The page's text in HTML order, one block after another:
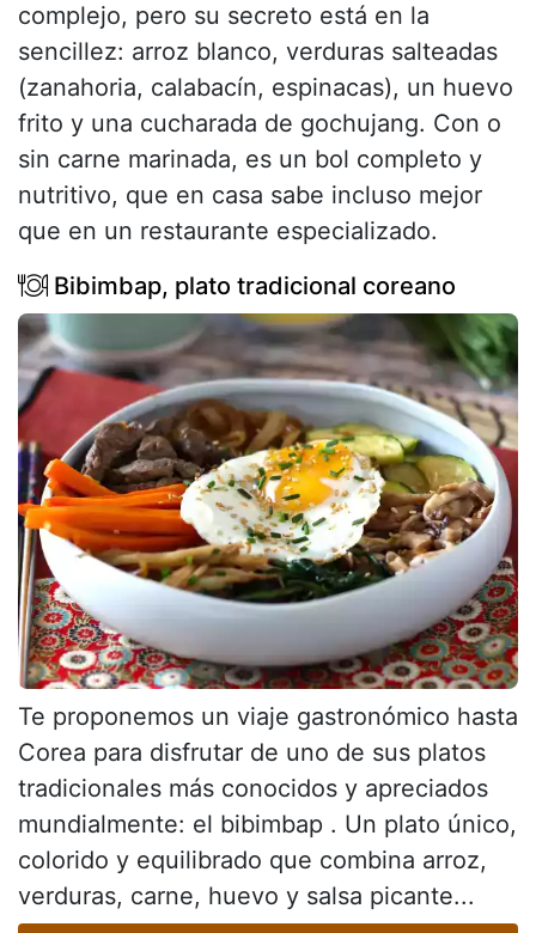
complejo, pero su secreto está en la
sencillez: arroz blanco, verduras salteadas
(zanahoria, calabacín, espinacas), un huevo
frito y una cucharada de gochujang. Con o
sin carne marinada, es un bol completo y
nutritivo, que en casa sabe incluso mejor
que en un restaurante especializado.
Bibimbap, plato tradicional coreano
Te proponemos un viaje gastronómico hasta
Corea para disfrutar de uno de sus platos
tradicionales más conocidos y apreciados
mundialmente: el bibimbap . Un plato único,
colorido y equilibrado que combina arroz,
verduras, carne, huevo y salsa picante...